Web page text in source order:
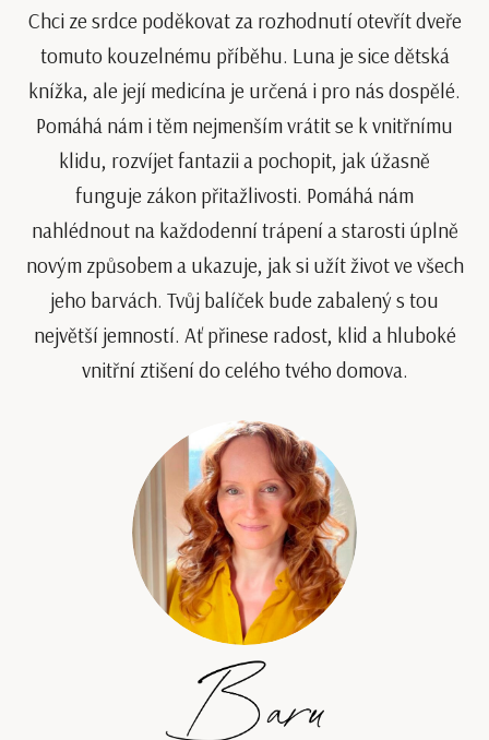
Chci ze srdce poděkovat za rozhodnutí otevřít dveře
tomuto kouzelnému příběhu. Luna je sice dětská
knížka, ale její medicína je určená i pro nás dospělé.
Pomáhá nám i těm nejmenším vrátit se k vnitřnímu
klidu, rozvíjet fantazii a pochopit, jak úžasně
funguje zákon přitažlivosti. Pomáhá nám
nahlédnout na každodenní trápení a starosti úplně
novým způsobem a ukazuje, jak si užít život ve všech
jeho barvách. Tvůj balíček bude zabalený s tou
největší jemností. Ať přinese radost, klid a hluboké
vnitřní ztišení do celého tvého domova.